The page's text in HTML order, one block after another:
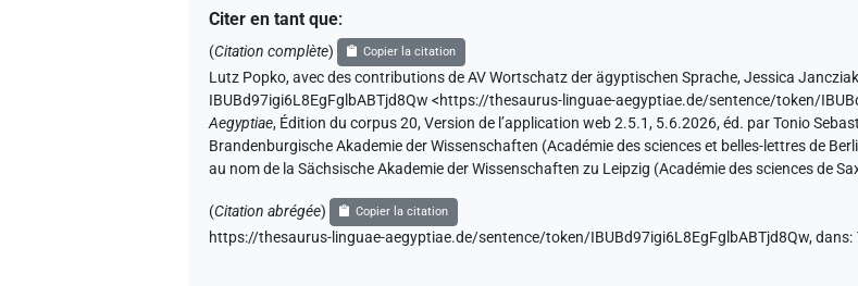
Citer en tant que:
(Citation complète) Copier la citation
Lutz Popko,avec des contributions de AV Wortschatz der ägyptischen Sprache,Jessica
IBUBd97igi6L8EgFglbABTjd8Qw <https://thesaurus-linguae-aegyptiae.de/sentence/token/
Aegyptiae, Édition du corpus 20, Version de l’application web 2.5.1, 5.6.2026, éd. par Tonio
Brandenburgische Akademie der Wissenschaften (Académie des sciences et belles-lettres de
au nom de la Sächsische Akademie der Wissenschaften zu Leipzig (Académie des sciences de
(Citation abrégée) Copier la citation
https://thesaurus-linguae-aegyptiae.de/sentence/token/IBUBd97igi6L8EgFglbABTjd8Qw,dans: